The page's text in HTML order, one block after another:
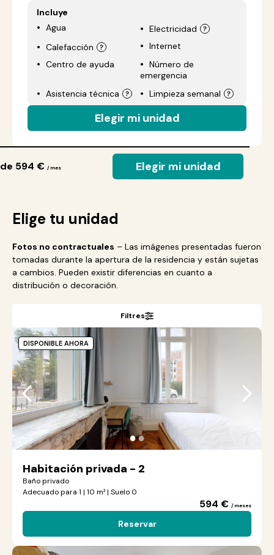
Incluye
Agua
Electricidad
Calefacción
Internet
Centro de ayuda
Número de
emergencia
Asistencia técnica
Limpieza semanal
Elegir mi unidad
594 € / mes Elegir mi unidad
Elige tu unidad
Fotos no contractuales – Las imágenes presentadas fueron
tomadas durante la apertura de la residencia y están sujetas
a cambios. Pueden existir diferencias en cuanto a
distribución o decoración.
Filtres
●●
Habitación privada - 2
Baño privado
Adecuado para 1 | 10 m² | Suelo 0
594 € / meses
Reservar
DISPONIBLE AHORA